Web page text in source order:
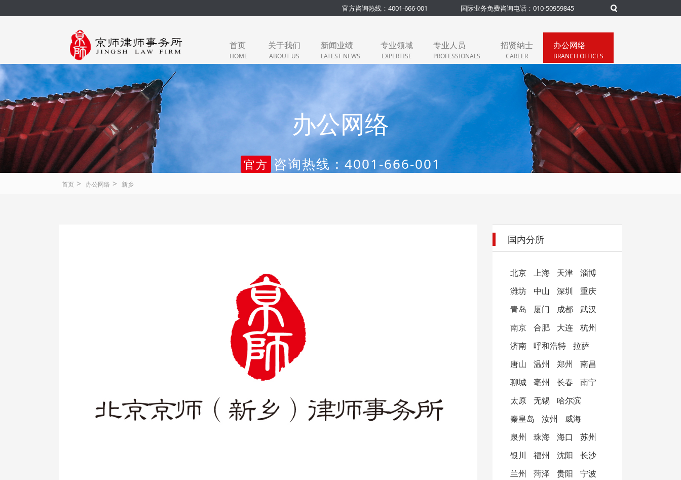
官方咨询热线：4001-666-001 国际业务免费咨询电话：010-50959845
首页
HOME
关于我们
ABOUT US
新闻业绩
LATEST NEWS
专业领域
EXPERTISE
专业人员
PROFESSIONALS
招贤纳士
CAREER
办公网络
BRANCH OFFICES
办公网络
官方 咨询热线：4001-666-001
首页 > 办公网络 > 新乡
国内分所
北京 上海 天津
淄博
潍坊
中山 深圳
重庆
青岛
厦门 成都
武汉
南京
合肥 大连
杭州
济南
呼和浩特
拉萨
唐山
温州 郑州
南昌
聊城
亳州 长春
南宁
太原
无锡
哈尔滨
秦皇岛
汝州
威海
泉州
珠海 海口
苏州
银川
福州 沈阳
长沙
兰州
菏泽 贵阳
宁波